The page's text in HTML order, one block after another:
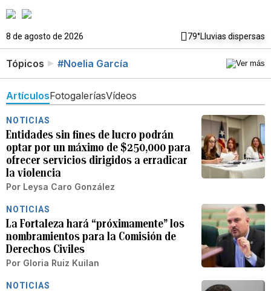
8 de agosto de 2026 79°Lluvias dispersas
Tópicos #Noelia García
ArtículosFotogaleríasVídeos
NOTICIAS
Entidades sin fines de lucro podrán
optar por un máximo de $250,000 para
ofrecer servicios dirigidos a erradicar
la violencia
Por Leysa Caro González
NOTICIAS
La Fortaleza hará “próximamente” los
nombramientos para la Comisión de
Derechos Civiles
Por Gloria Ruiz Kuilan
NOTICIAS